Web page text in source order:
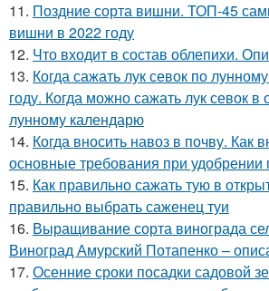
11. Поздние сорта вишни. ТОП-45
вишни в 2022 году
12. Что входит в состав облепихи.
13. Когда сажать лук севок по
году. Когда можно сажать лук севок в
лунному календарю
14. Когда вносить навоз в почву. Как
основные требования при удобрении
15. Как правильно сажать тую в
правильно выбрать саженец туи
16. Выращивание сорта винограда
Виноград Амурский Потапенко –
17. Осенние сроки посадки садовой